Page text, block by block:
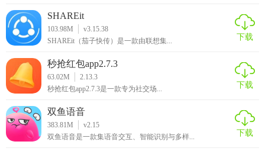
SHAREit
103.98M
v3.15.38
SHAREit（茄子快传）是一款由联想集...
下载
秒抢红包app2.7.3
63.02M
2.13.3
秒抢红包app2.7.3是一款专为社交场...
下载
双鱼语音
383.81M
v2.15
双鱼语音是一款集语音交互、智能识别与多样...
下载